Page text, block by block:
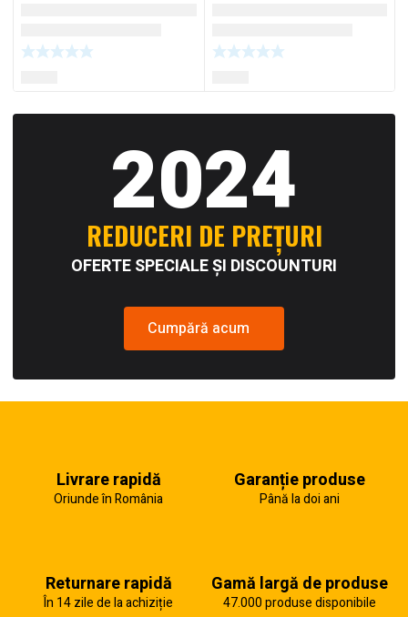
2024
REDUCERI DE PREȚURI
OFERTE SPECIALE ȘI DISCOUNTURI
Cumpără acum
Livrare rapidă
Oriunde în România
Garanție produse
Până la doi ani
Returnare rapidă
În 14 zile de la achiziție
Gamă largă de produse
47.000 produse disponibile